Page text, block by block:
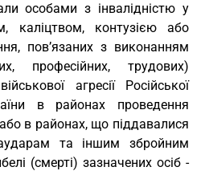
особами з інвалідністю у
каліцтвом, контузією або
пов’язаних з виконанням
професійних, трудових)
агресії Російської
в районах проведення
в районах, що піддавалися
та іншим збройним
(смерті) зазначених осіб -